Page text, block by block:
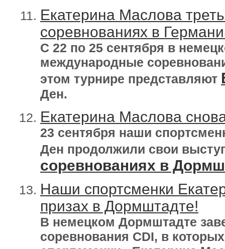
Екатерина Маслова
соревнованиях в
С 22 по 25 сентября в
международные
этом турнире представляют
Ден.
Екатерина Маслова
23 сентября наши
Ден продолжили свои
соревнованиях в
Наши спортсменки
призах в Дормштадте!
В немецком Дормштадте
соревнования CDI, в